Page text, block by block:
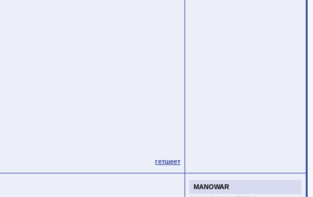
гетшеет
MANOWAR